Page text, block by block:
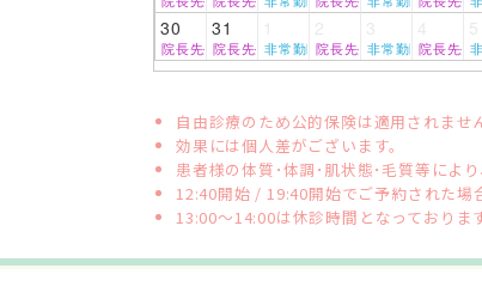
30 31
院長先生院長先生非常勤医師院長先生非常勤医師院長先生
自由診療のため公的保険は適用されませ
効果には個人差がございます。
患者様の体質･体調･肌状態･毛質等によ
12:40開始 / 19:40開始でご予約された場
13:00～14:00は休診時間となっておりま